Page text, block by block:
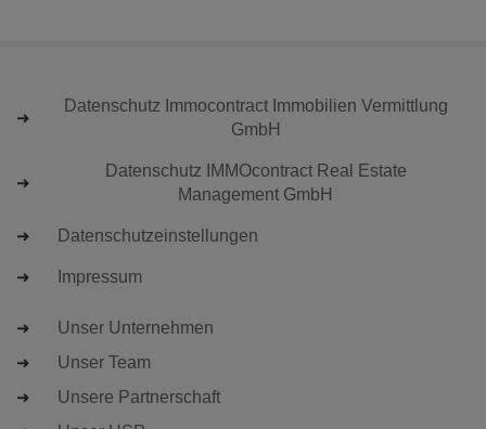
Datenschutz Immocontract Immobilien Vermittlung
GmbH
Datenschutz IMMOcontract Real Estate
Management GmbH
Datenschutzeinstellungen
Impressum
Unser Unternehmen
Unser Team
Unsere Partnerschaft